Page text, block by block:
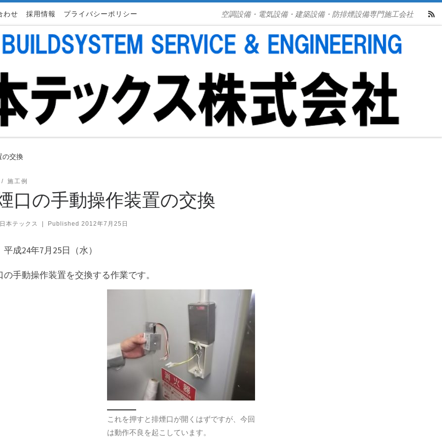
わせ 採用情報 プライバシーポリシー 空調設備・電気設備・建築設備・防排煙設備専門施工会社
の交換
施工例
口の手動操作装置の交換
本テックス Published 2012年7月25日
成24年7月25日（水）
の手動操作装置を交換する作業です。
これを押すと排煙口が開くはずですが、今回
は動作不良を起こしています。